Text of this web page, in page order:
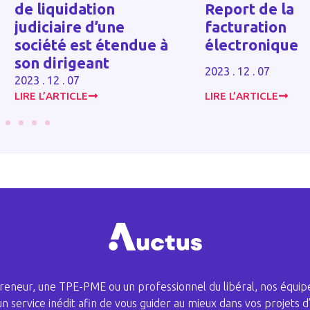
Report de la
facturation
électronique
2023 . 12 . 07
LIRE L’ARTICLE
salarié et
licenciement :
attention
2024 . 10 . 30
LIRE L’ARTICLE
une TPE-PME ou un professionnel du libéral, nos
service inédit afin de vous guider au mieux dans vos projets